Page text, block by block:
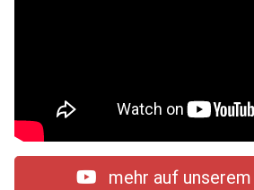
mehr auf unserem